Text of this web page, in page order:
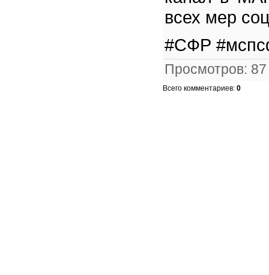
всех мер
#СФР
Просмотров: 87
Всего комментариев: 0